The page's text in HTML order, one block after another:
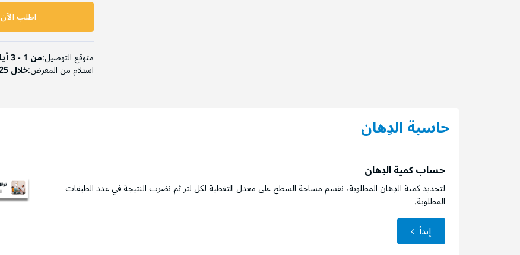
اطلب الآن
متوقع التوصيل:من 1 - 3 أيام
استلام من المعرض:خلال 25 دقيقة
حاسبة الدِهان
حساب كمية الدِهان
لتحديد كمية الدِهان المطلوبة، نقسم مساحة السطح على معدل التغطية لكل لتر ثم نضرب النتيجة في عدد الطبقات
المطلوبة.
إبدأ